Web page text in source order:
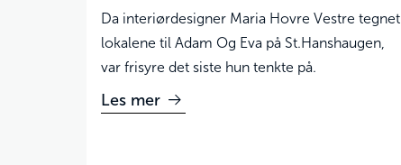
Da interiørdesigner Maria Hovre Vestre tegnet
lokalene til Adam Og Eva på St.Hanshaugen,
var frisyre det siste hun tenkte på.
Les mer